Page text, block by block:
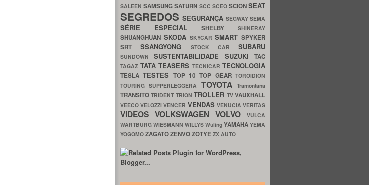
SALEENSAMSUNGSATURN SCC SCEO SCIONSEAT
SEGREDOSSEGURANÇA SEGWAYSEMA
SÉRIE ESPECIAL SHELBY SHINERAY
SHUANGHUAN SKODA SKYCARSMART SPYKER
SRTSSANGYONG STOCK CAR SUBARU
SUNDOWNSUSTENTABILIDADE SUZUKITAC
TAGAZ TATA TEASERS TECNICAR TECNOLOGIA
TESLATESTES TOP 10TOP GEARTOROIDION
TOURING SUPPERLEGGERA TOYOTATramontana
TRÂNSITOTRIDENT TRIONTROLLER TVVAUXHALL
VEECOVELOZZIVENCER VENDAS VENUCIAVERITAS
VIDEOS VOLKSWAGEN VOLVO
VULCA
WARTBURG WIESMANN WILLYS Wuling YAMAHA YEMA
YOGOMO ZAGATOZENVOZOTYE ZX AUTO